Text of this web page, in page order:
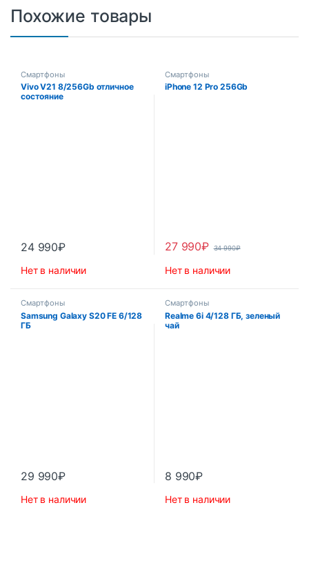
Похожие товары
Смартфоны
Vivo V21 8/256Gb отличное
состояние
24 990₽
Нет в наличии
Смартфоны
iPhone 12 Pro 256Gb
27 990₽ 34 990₽
Нет в наличии
Смартфоны
Samsung Galaxy S20 FE 6/128
ГБ
29 990₽
Нет в наличии
Смартфоны
Realme 6i 4/128 ГБ, зеленый
чай
8 990₽
Нет в наличии